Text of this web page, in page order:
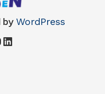
by WordPress